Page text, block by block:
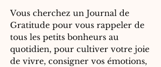
Vous cherchez un Journal de
Gratitude pour vous rappeler de
tous les petits bonheurs au
quotidien, pour cultiver votre joie
de vivre, consigner vos émotions,